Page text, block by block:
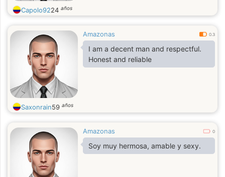
Capolo9224 años
Amazonas 0.3
I am a decent man and respectful.
Honest and reliable
Saxonrain59 años
Amazonas 0
Soy muy hermosa, amable y sexy.